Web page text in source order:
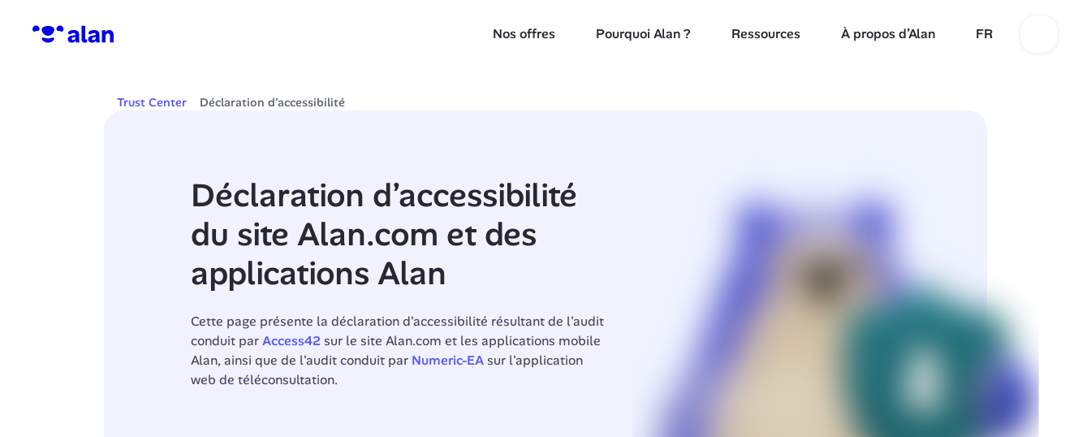
Nos offres Pourquoi Alan ? Ressources À propos d’Alan FR
Trust Center Déclaration d'accessibilité
Déclaration d’accessibilité
du site Alan.com et des
applications Alan
Cette page présente la déclaration d'accessibilité résultant de l'audit
conduit par Access42 sur le site Alan.com et les applications mobile
Alan, ainsi que de l'audit conduit par Numeric-EA sur l'application
web de téléconsultation.